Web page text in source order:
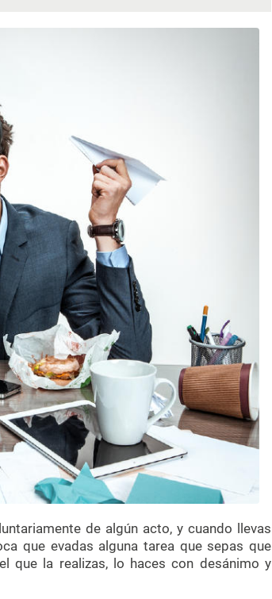
de algún acto, y cuando llevas
que evadas alguna tarea que sepas que
que la realizas, lo haces con desánimo y